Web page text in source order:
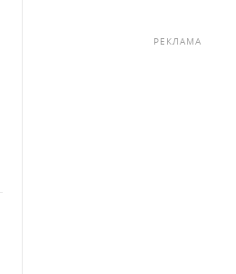
РЕКЛАМА